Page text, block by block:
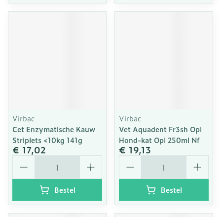
Virbac
Cet Enzymatische Kauw
Striplets <10kg 141g
€ 17,02
Aantal
Bestel
Virbac
Vet Aquadent Fr3sh Opl
Hond-kat Opl 250ml Nf
€ 19,13
Aantal
Bestel